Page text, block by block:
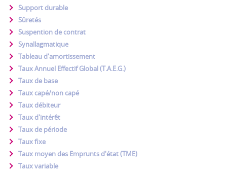
Support durable
Sûretés
Suspention de contrat
Synallagmatique
Tableau d'amortissement
Taux Annuel Effectif Global (T.A.E.G.)
Taux de base
Taux capé/non capé
Taux débiteur
Taux d'intérêt
Taux de période
Taux fixe
Taux moyen des Emprunts d'état (TME)
Taux variable